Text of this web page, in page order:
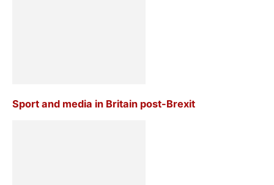
Sport and media in Britain post-Brexit